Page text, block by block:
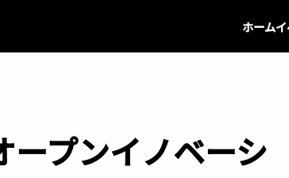
ホーム
プンイノベーシ